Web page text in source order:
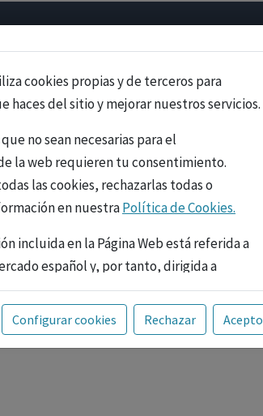
cookies propias y de terceros para
haces del sitio y mejorar nuestros servicios.
no sean necesarias para el
la web requieren tu consentimiento.
las cookies, rechazarlas todas o
en nuestraPolítica de Cookies.
incluida en la Página Web está referida a
español y, por tanto, dirigida a
legalmente facultados para
medicamentos con ejercicio
técnica de los fármacos se facilita
Configurar cookies Rechazar Acepto